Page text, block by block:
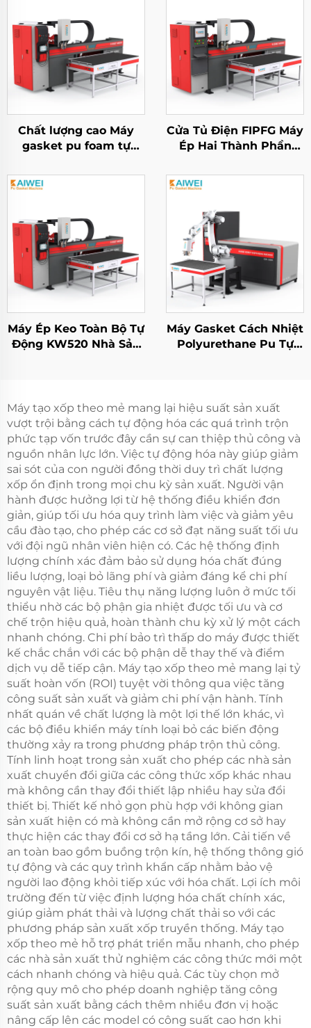
Chất lượng cao Máy
gasket pu foam tự
bộ lọc không khí HEPA
Cửa Tủ Điện FIPFG Máy
Ép Hai Thành Phần
Máy Ép Keo Toàn Bộ Tự
Động KW520 Nhà Sản
Gasket
Máy Gasket Cách Nhiệt
Polyurethane Pu Tự
Máy tạo xốp theo mẻ mang lại hiệu suất sản xuất
vượt trội bằng cách tự động hóa các quá trình trộn
phức tạp vốn trước đây cần sự can thiệp thủ công và
nguồn nhân lực lớn. Việc tự động hóa này giúp giảm
sai sót của con người đồng thời duy trì chất lượng
xốp ổn định trong mọi chu kỳ sản xuất. Người vận
hành được hưởng lợi từ hệ thống điều khiển đơn
giản, giúp tối ưu hóa quy trình làm việc và giảm yêu
cầu đào tạo, cho phép các cơ sở đạt năng suất tối ưu
với đội ngũ nhân viên hiện có. Các hệ thống định
lượng chính xác đảm bảo sử dụng hóa chất đúng
liều lượng, loại bỏ lãng phí và giảm đáng kể chi phí
nguyên vật liệu. Tiêu thụ năng lượng luôn ở mức tối
thiểu nhờ các bộ phận gia nhiệt được tối ưu và cơ
chế trộn hiệu quả, hoàn thành chu kỳ xử lý một cách
nhanh chóng. Chi phí bảo trì thấp do máy được thiết
kế chắc chắn với các bộ phận dễ thay thế và điểm
dịch vụ dễ tiếp cận. Máy tạo xốp theo mẻ mang lại tỷ
suất hoàn vốn (ROI) tuyệt vời thông qua việc tăng
công suất sản xuất và giảm chi phí vận hành. Tính
nhất quán về chất lượng là một lợi thế lớn khác, vì
các bộ điều khiển máy tính loại bỏ các biến động
thường xảy ra trong phương pháp trộn thủ công.
Tính linh hoạt trong sản xuất cho phép các nhà sản
xuất chuyển đổi giữa các công thức xốp khác nhau
mà không cần thay đổi thiết lập nhiều hay sửa đổi
thiết bị. Thiết kế nhỏ gọn phù hợp với không gian
sản xuất hiện có mà không cần mở rộng cơ sở hay
thực hiện các thay đổi cơ sở hạ tầng lớn. Cải tiến về
an toàn bao gồm buồng trộn kín, hệ thống thông gió
tự động và các quy trình khẩn cấp nhằm bảo vệ
người lao động khỏi tiếp xúc với hóa chất. Lợi ích môi
trường đến từ việc định lượng hóa chất chính xác,
giúp giảm phát thải và lượng chất thải so với các
phương pháp sản xuất xốp truyền thống. Máy tạo
xốp theo mẻ hỗ trợ phát triển mẫu nhanh, cho phép
các nhà sản xuất thử nghiệm các công thức mới một
cách nhanh chóng và hiệu quả. Các tùy chọn mở
rộng quy mô cho phép doanh nghiệp tăng công
suất sản xuất bằng cách thêm nhiều đơn vị hoặc
nâng cấp lên các model có công suất cao hơn khi